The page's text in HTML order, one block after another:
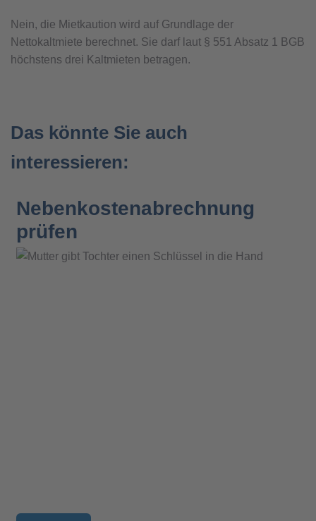
Nein, die Mietkaution wird auf Grundlage der
Nettokaltmiete berechnet. Sie darf laut § 551 Absatz 1 BGB
höchstens drei Kaltmieten betragen.
Das könnte Sie auch
interessieren:
Nebenkostenabrechnung
prüfen